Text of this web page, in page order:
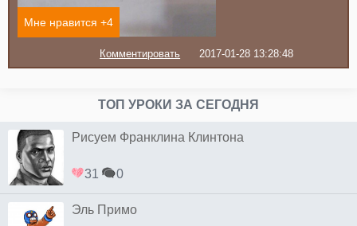
Мне нравится +4
Комментировать 2017-01-28 13:28:48
ТОП УРОКИ ЗА СЕГОДНЯ
Рисуем Франклина Клинтона
31 0
Эль Примо